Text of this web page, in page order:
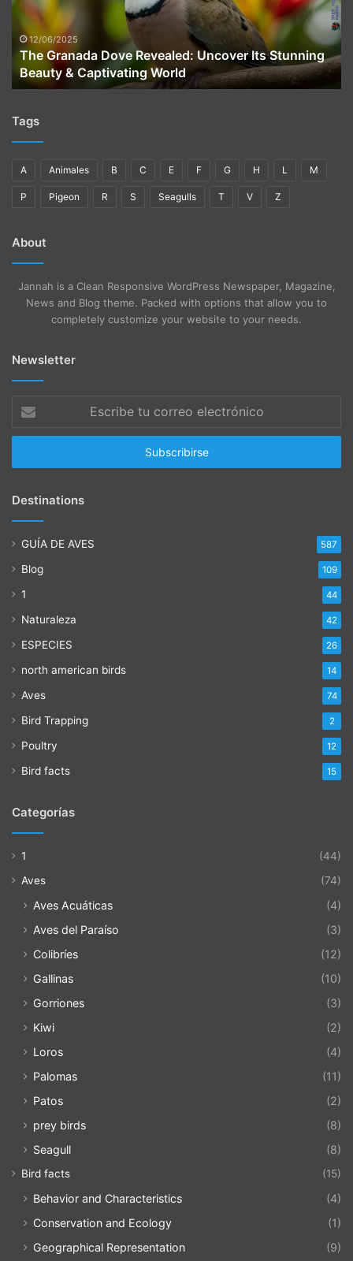
Its
Stunning
Beauty
Captivating
World
12/06/2025
The Granada Dove Revealed: Uncover Its Stunning
Beauty & Captivating World
Tags
A Animales B C E F G H L M
P Pigeon R S Seagulls T V Z
About
Jannah is a Clean Responsive WordPress Newspaper, Magazine,
News and Blog theme. Packed with options that allow you to
completely customize your website to your needs.
Newsletter
tu
correo
Destinations
GUÍA DE AVES 587
Blog 109
1 44
Naturaleza 42
ESPECIES 26
north american birds 14
Aves 74
Bird Trapping 2
Poultry 12
Bird facts 15
Categorías
1
(44)
Aves
(74)
Aves Acuáticas
(4)
Aves del Paraíso
(3)
Colibríes
(12)
Gallinas
(10)
Gorriones
(3)
Kiwi
(2)
Loros
(4)
Palomas
(11)
Patos
(2)
prey birds
(8)
Seagull
(8)
Bird facts (15)
Behavior and Characteristics
(4)
Conservation and Ecology
(1)
Geographical Representation
(9)